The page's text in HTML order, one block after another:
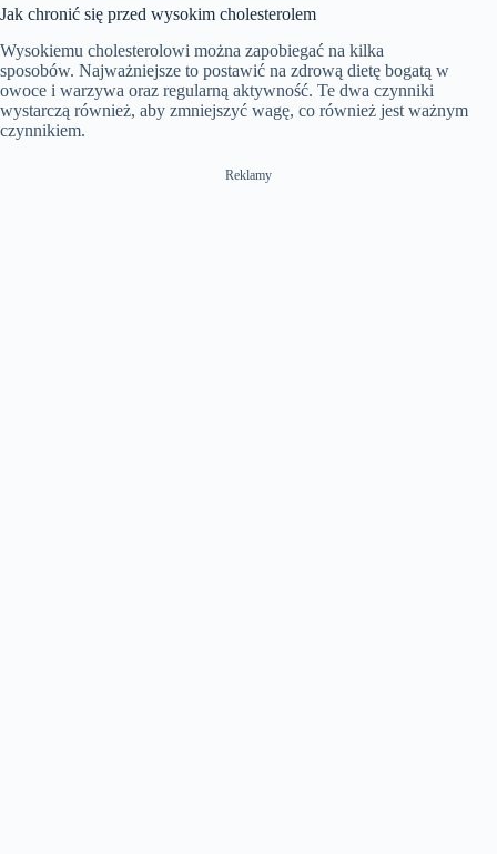
Jak chronić się przed wysokim cholesterolem
Wysokiemu cholesterolowi można zapobiegać na kilka
sposobów. Najważniejsze to postawić na zdrową dietę bogatą w
owoce i warzywa oraz regularną aktywność. Te dwa czynniki
wystarczą również, aby zmniejszyć wagę, co również jest ważnym
czynnikiem.
Reklamy